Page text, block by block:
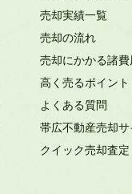
売却実績一覧
売却の流れ
売却にかかる諸費
高く売るポイント
よくある質問
帯広不動産売却サ
クイック売却査定